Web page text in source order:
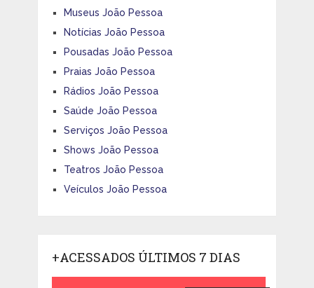
Museus João Pessoa
Notícias João Pessoa
Pousadas João Pessoa
Praias João Pessoa
Rádios João Pessoa
Saúde João Pessoa
Serviços João Pessoa
Shows João Pessoa
Teatros João Pessoa
Veículos João Pessoa
+ACESSADOS ÚLTIMOS 7 DIAS